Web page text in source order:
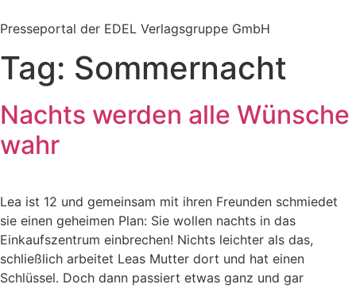
Inhalt
Presseportal der EDEL Verlagsgruppe GmbH
Tag: Sommernacht
Nachts werden alle Wünsche
wahr
Lea ist 12 und gemeinsam mit ihren Freunden schmiedet
sie einen geheimen Plan: Sie wollen nachts in das
Einkaufszentrum einbrechen! Nichts leichter als das,
schließlich arbeitet Leas Mutter dort und hat einen
Schlüssel. Doch dann passiert etwas ganz und gar